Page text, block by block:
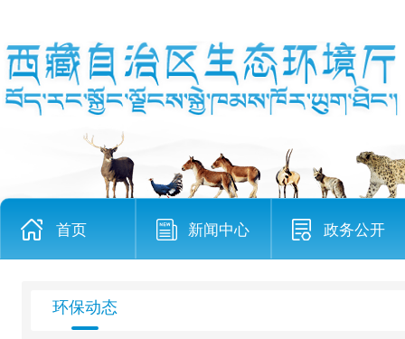
首页 新闻中心 政务公开
环保动态